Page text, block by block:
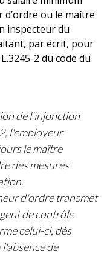
ou le maître
inspecteur du
par écrit, pour
2 du code du
de l'injonction
l'employeur
le maître
des mesures
d'ordre transmet
de contrôle
celui-ci, dès
de